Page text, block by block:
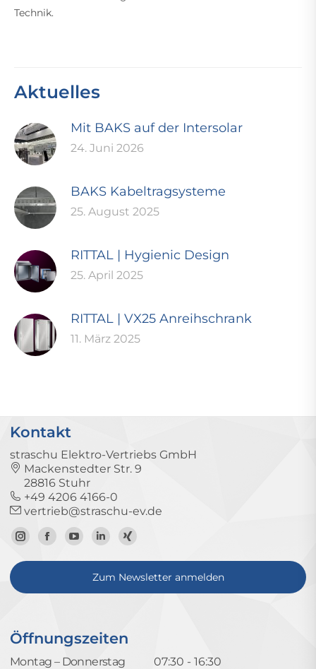
Technik.
Aktuelles
Mit BAKS auf der Intersolar
24. Juni 2026
BAKS Kabeltragsysteme
25. August 2025
RITTAL | Hygienic Design
25. April 2025
RITTAL | VX25 Anreihschrank
11. März 2025
Kontakt
straschu Elektro-Vertriebs GmbH
Mackenstedter Str. 9
28816 Stuhr
+49 4206 4166-0
vertrieb@straschu-ev.de
Zum
Instagram-
Zur
Facebook-
Zum
YouTube-
Kanal
Zum
LinkedIn-
Profil
Zum
Xing-
Profil
Zum Newsletter anmelden
Öffnungszeiten
Montag – Donnerstag
07:30 - 16:30